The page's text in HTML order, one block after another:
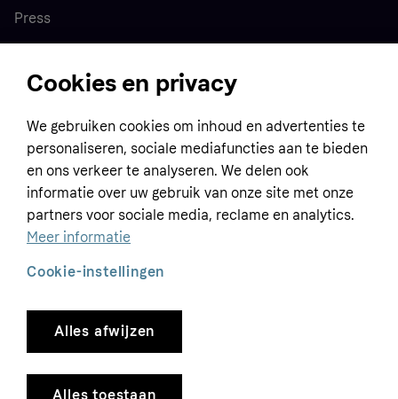
Press
Home
Customer service
Terms & conditions
Privacy policy
Tracking technology notice
Business
Sell with Klarna
Contact us
Global
Klarna.com
Cookies en privacy
We gebruiken cookies om inhoud en advertenties te
personaliseren, sociale mediafuncties aan te bieden
en ons verkeer te analyseren. We delen ook
informatie over uw gebruik van onze site met onze
partners voor sociale media, reclame en analytics.
Meer informatie
Alles afwijzen
Alles toestaan
Cookie-instellingen